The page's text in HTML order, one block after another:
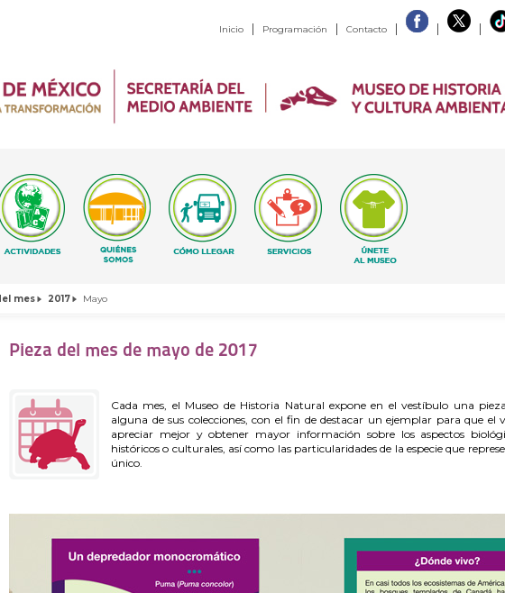
Inicio Programación Contacto
mes 2017 Mayo
Pieza del mes de mayo de 2017
Cada mes, el Museo de Historia Natural expone en el vestíbulo una
alguna de sus colecciones, con el fin de destacar un ejemplar para que el
apreciar mejor y obtener mayor información sobre los aspectos
históricos o culturales, así como las particularidades de la especie que
único.